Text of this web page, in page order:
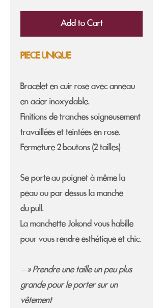
Add to Cart
PIECE UNIQUE
Bracelet en cuir rose avec anneau
en acier inoxydable.
Finitions de tranches soigneusement
travaillées et teintées en rose.
Fermeture 2 boutons (2 tailles)
Se porte au poignet à même la
peau ou par dessus la manche
du pull.
La manchette Jokond vous habille
pour vous rendre esthétique et chic.
=> Prendre une taille un peu plus
grande pour le porter sur un
vêtement